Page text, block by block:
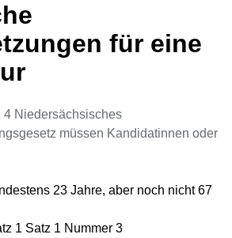
für eine
4 Niedersächsisches
müssen Kandidatinnen oder
23 Jahre, aber noch nicht 67
1 Satz 1 Nummer 3